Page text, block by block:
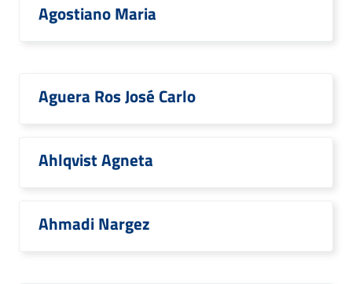
Agostiano Maria
Aguera Ros José Carlo
Ahlqvist Agneta
Ahmadi Nargez